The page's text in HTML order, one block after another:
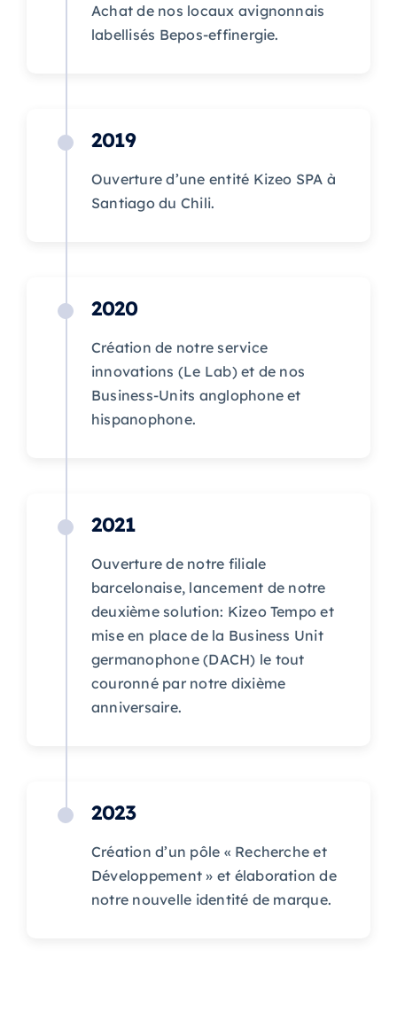
Achat de nos locaux avignonnais
labellisés Bepos-effinergie.
2019
Ouverture d’une entité Kizeo SPA à
Santiago du Chili.
2020
Création de notre service
innovations (Le Lab) et de nos
Business-Units anglophone et
hispanophone.
2021
Ouverture de notre filiale
barcelonaise, lancement de notre
deuxième solution: Kizeo Tempo et
mise en place de la Business Unit
germanophone (DACH) le tout
couronné par notre dixième
anniversaire.
2023
Création d’un pôle « Recherche et
Développement » et élaboration de
notre nouvelle identité de marque.